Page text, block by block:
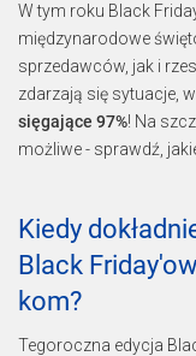
W tym roku Black
międzynarodowe
sprzedawców, jak i
zdarzają się sytuacje,
sięgające 97%! Na
możliwe - sprawdź,
Kiedy
Black
kom?
Tegoroczna edycja